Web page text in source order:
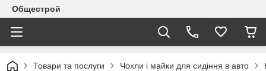
Общестрой
Товари та послуги Чохли і майки для сидіння в авто